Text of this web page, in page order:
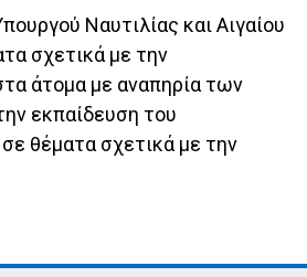
Ναυτιλίας και Αιγαίου
σχετικά με την
άτομα με αναπηρία των
εκπαίδευση του
θέματα σχετικά με την